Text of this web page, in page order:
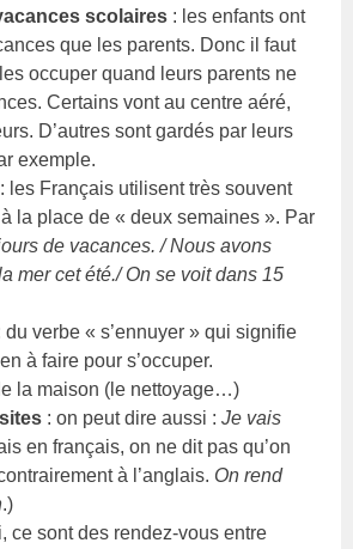
scolaires : les enfants ont
que les parents. Donc il faut
occuper quand leurs parents ne
Certains vont au centre aéré,
D’autres sont gardés par leurs
exemple.
: les Français utilisent très souvent
la place de « deux semaines ». Par
de vacances. / Nous avons
mer cet été./ On se voit dans 15
du verbe « s’ennuyer » qui signifie
à faire pour s’occuper.
la maison (le nettoyage…)
: on peut dire aussi :Je vais
en français, on ne dit pas qu’on
à l’anglais. On rend
.)
ce sont des rendez-vous entre